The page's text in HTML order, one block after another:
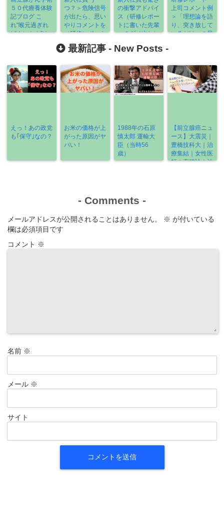
５０代療養体験
記ブログ こ
れ“喉元過ぎれ
ばナントカ”ゆ
つ？＞危険信号
が出たら、思い
やりコメントを
（研修レポート
要注意！）
の衝撃アドバイ
ス（研修レポー
トに書いた先輩
へのダメ出し）
上司コメント例
＞「理想論を語
り、突き放して
いるだけ」の最
最新記事 - New Posts -
えっ！あの政党
も｢保守｣なの？
お米の価格が上
がった原因がヤ
バい！
1988年の石原
慎太郎 運輸大
臣（当時56
歳）
【前立腺癌ニュ
ース】大震災｜
豊橋技科大｜治
療集結｜女性医
師｜直腸診｜治
- Comments -
メールアドレスが公開されることはありません。 ※ が付いている
欄は必須項目です
コメント ※
名前 ※
メール ※
サイト